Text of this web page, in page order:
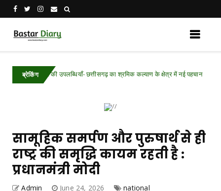
ब्रेकिंग
साल की उपलब्धियाँ- छत्तीसगढ़ का श्रमिक कल्याण के क्षेत्र में नई पहचान
सामूहिक समर्पण और पुरुषार्थ से ही
राष्ट्र की समृद्धि कायम रहती है :
प्रधानमंत्री मोदी
Admin June 24, 2026 national